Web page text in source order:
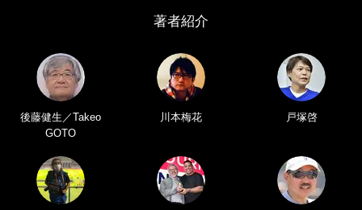
著者紹介
後藤健生／Takeo
GOTO
川本梅花 戸塚啓